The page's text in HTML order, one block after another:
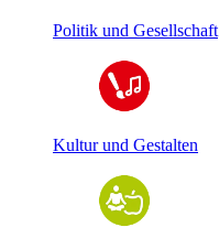
Politik und Gesellschaft
Kultur und Gestalten